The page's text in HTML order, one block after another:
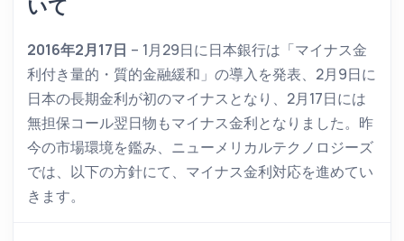
いて
2016年2月17日 – 1月29日に日本銀行は「マイナス金
利付き量的・質的金融緩和」の導入を発表、2月9日に
日本の長期金利が初のマイナスとなり、2月17日には
無担保コール翌日物もマイナス金利となりました。昨
今の市場環境を鑑み、ニューメリカルテクノロジーズ
では、以下の方針にて、マイナス金利対応を進めてい
きます。